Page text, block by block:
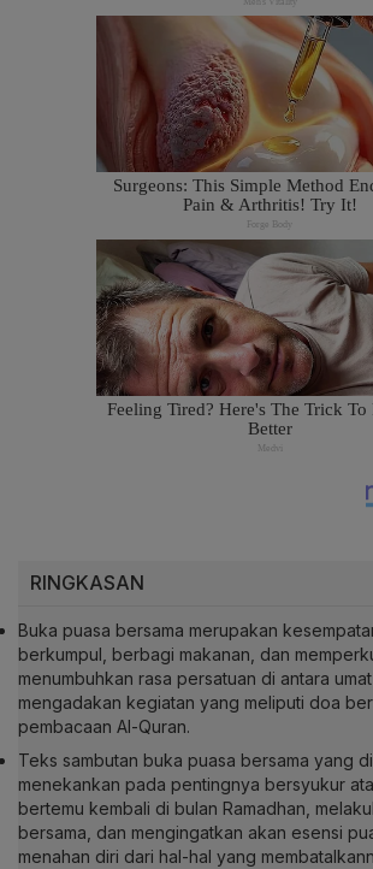
RINGKASAN
Buka puasa bersama merupakan
berkumpul, berbagi makanan, dan
menumbuhkan rasa persatuan di antara
mengadakan kegiatan yang meliputi doa
pembacaan Al-Quran.
Teks sambutan buka puasa bersama yang
menekankan pada pentingnya bersyukur
bertemu kembali di bulan Ramadhan,
bersama, dan mengingatkan akan esensi
menahan diri dari hal-hal yang